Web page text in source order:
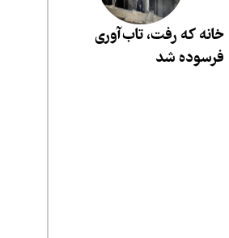
خانه که رفت، تاب‌آوری
فرسوده شد